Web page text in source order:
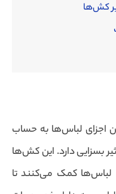
کش‌ها
اجزای لباس‌ها به حساب
بسزایی دارد. این کش‌ها
لباس‌ها کمک می‌کنند تا